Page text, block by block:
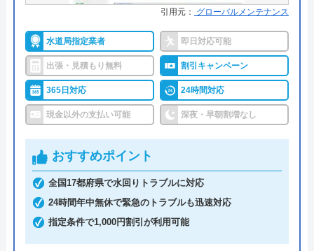
トイレ専門修理屋さんのクチコミ
on
3.5（13件のクチコミ）
※クチコミの内容について
2 か月前
口コミが遅くなってしまいましたが、大変お
世話になりました。 丁寧かつ親切でわかり
街角水道工事相談所がおすすめの理由
街角水道工事相談所は全国に対応しているトイレ修
理業者です。給水装置工事主任技術者の資格を保有
したスタッフが最短30分で駆けつけてくれ、しっか
りと修理を行なってくれます。
明瞭会計であるため、工事前の見積もり金額から増
5,800円～から対応してくれます。
支払い方法は現金以外にも銀行振込・クレジットカ
ード・コンビニ決済から選べるため緊急トラブル時
でも安心です。
出張費・見積もり料も無料で、24時間電話で相談を
引用元： グローバルメンテナンス
水道局指定業者 即日対応可能
出張・見積もり無料 割引キャンペーン
365日対応 24時間対応
現金以外の支払い可能 深夜・早朝割増なし
おすすめポイント
全国17都府県で水回りトラブルに対応
24時間年中無休で緊急のトラブルも迅速対応
指定条件で1,000円割引が利用可能